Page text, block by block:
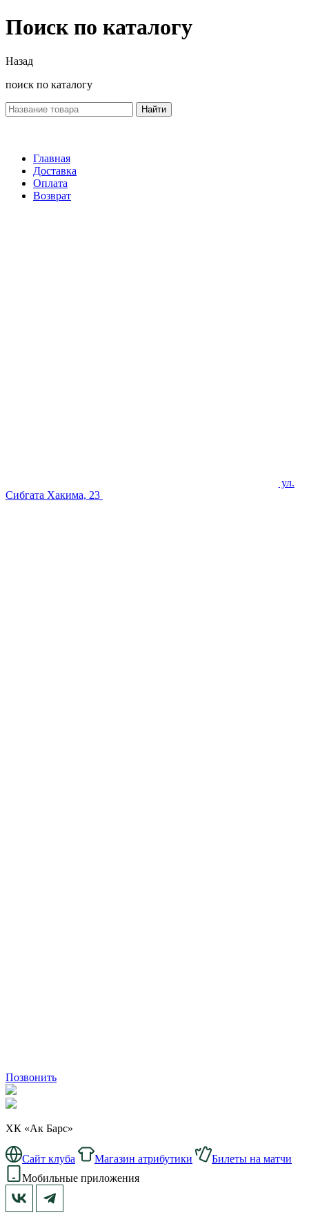
Поиск по каталогу
Назад
поиск по каталогу
Найти
Главная
Доставка
Оплата
Возврат
ул.
Сибгата Хакима, 23
Позвонить
ХК «Ак Барс»
Сайт клуба Магазин атрибутики
Билеты на матчи
Мобильные приложения